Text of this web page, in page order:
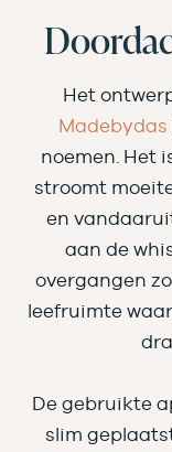
Het
Madebydas
noemen. Het
stroomt
en
aan de
overgangen
leefruimte
De gebruikte
slim